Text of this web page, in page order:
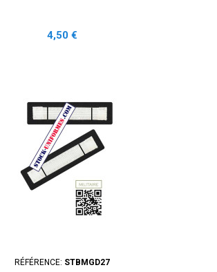
Prix
4,50 €
RÉFÉRENCE: STBMGD27